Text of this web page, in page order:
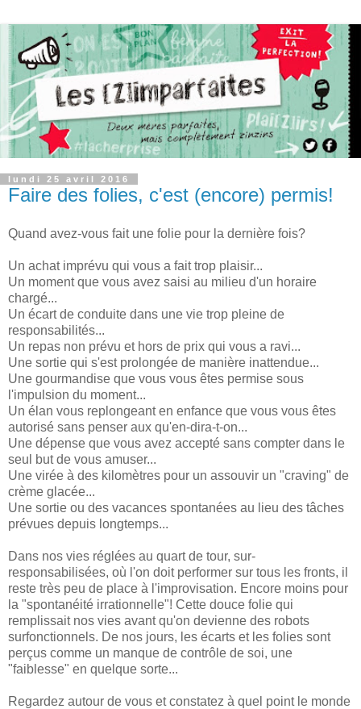
lundi 25 avril 2016
Faire des folies, c'est (encore) permis!
Quand avez-vous fait une folie pour la dernière fois?
Un achat imprévu qui vous a fait trop plaisir...
Un moment que vous avez saisi au milieu d'un horaire
chargé...
Un écart de conduite dans une vie trop pleine de
responsabilités...
Un repas non prévu et hors de prix qui vous a ravi...
Une sortie qui s'est prolongée de manière inattendue...
Une gourmandise que vous vous êtes permise sous
l'impulsion du moment...
Un élan vous replongeant en enfance que vous vous êtes
autorisé sans penser aux qu'en-dira-t-on...
Une dépense que vous avez accepté sans compter dans le
seul but de vous amuser...
Une virée à des kilomètres pour un assouvir un "craving" de
crème glacée...
Une sortie ou des vacances spontanées au lieu des tâches
prévues depuis longtemps...
Dans nos vies réglées au quart de tour, sur-
responsabilisées, où l'on doit performer sur tous les fronts, il
reste très peu de place à l'improvisation. Encore moins pour
la "spontanéité irrationnelle"! Cette douce folie qui
remplissait nos vies avant qu'on devienne des robots
surfonctionnels. De nos jours, les écarts et les folies sont
perçus comme un manque de contrôle de soi, une
"faiblesse" en quelque sorte...
Regardez autour de vous et constatez à quel point le monde